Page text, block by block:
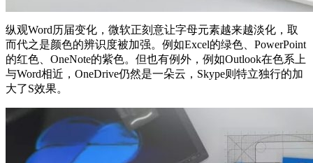
纵观Word历届变化，微软正刻意让字母元素越来越淡化，取
而代之是颜色的辨识度被加强。例如Excel的绿色、PowerPoint
的红色、OneNote的紫色。但也有例外，例如Outlook在色系上
与Word相近，OneDrive仍然是一朵云，Skype则特立独行的加
大了S效果。